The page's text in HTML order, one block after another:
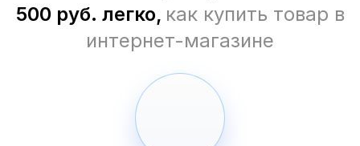
500 руб. легко, как купить товар в
интернет-магазине